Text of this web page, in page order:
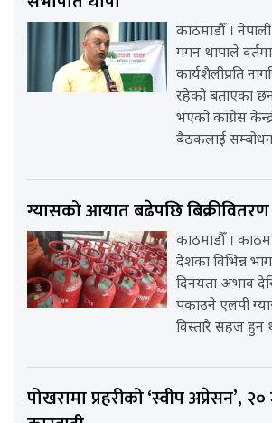
काठमाडौँ ।
गगन थापाले
कार्यशैलीप्रति
रहेको बताएका
भएको कांग्रेस
बैठकलाई सम्बोधन
ग्यासको आयात बढेपछि
काठमाडौँ ।
देशका विभिन्न
दिनयता अभाव
पकाउने एलपी
विस्तारै सहज हुन
पोखरामा प्रहरीको ‘स्वीप अप्रेसन’,